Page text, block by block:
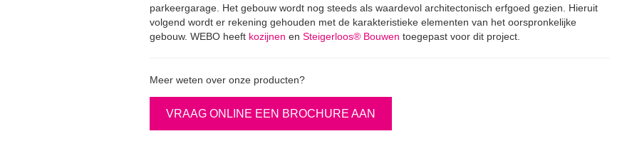
parkeergarage. Het gebouw wordt nog steeds als waardevol architectonisch erfgoed gezien. Hieruit
volgend wordt er rekening gehouden met de karakteristieke elementen van het oorspronkelijke
gebouw. WEBO heeft kozijnen en Steigerloos® Bouwen toegepast voor dit project.
Meer weten over onze producten?
VRAAG ONLINE EEN BROCHURE AAN